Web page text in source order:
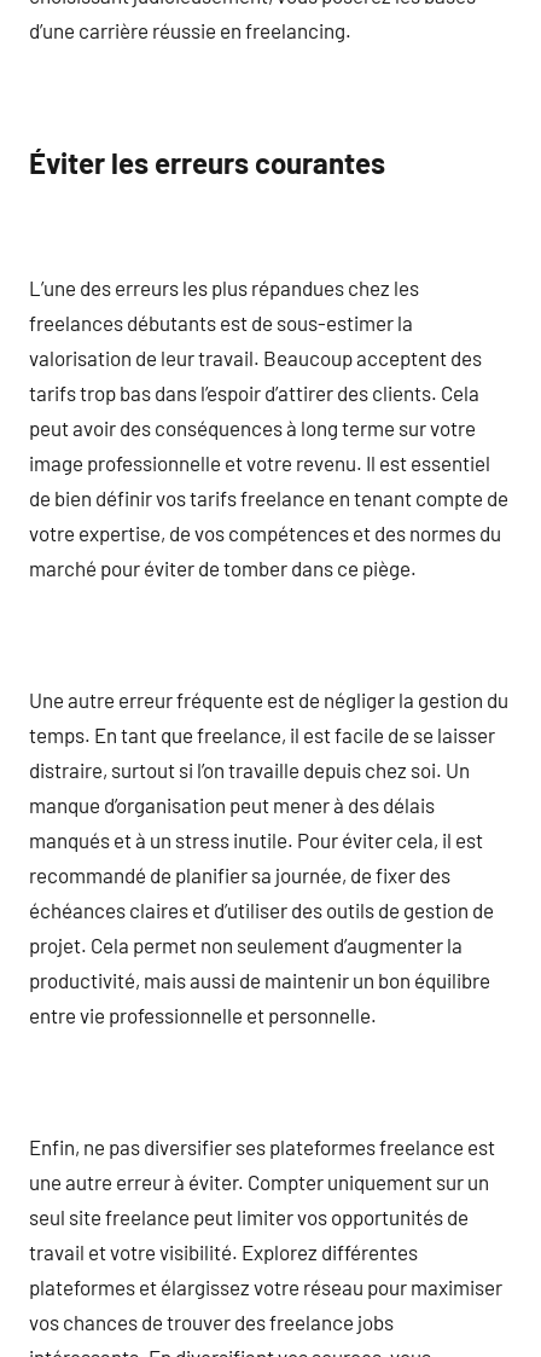
d’une carrière réussie en freelancing.
Éviter les erreurs courantes
L’une des erreurs les plus répandues chez les
freelances débutants est de sous-estimer la
valorisation de leur travail. Beaucoup acceptent des
tarifs trop bas dans l’espoir d’attirer des clients. Cela
peut avoir des conséquences à long terme sur votre
image professionnelle et votre revenu. Il est essentiel
de bien définir vos tarifs freelance en tenant compte de
votre expertise, de vos compétences et des normes du
marché pour éviter de tomber dans ce piège.
Une autre erreur fréquente est de négliger la gestion du
temps. En tant que freelance, il est facile de se laisser
distraire, surtout si l’on travaille depuis chez soi. Un
manque d’organisation peut mener à des délais
manqués et à un stress inutile. Pour éviter cela, il est
recommandé de planifier sa journée, de fixer des
échéances claires et d’utiliser des outils de gestion de
projet. Cela permet non seulement d’augmenter la
productivité, mais aussi de maintenir un bon équilibre
entre vie professionnelle et personnelle.
Enfin, ne pas diversifier ses plateformes freelance est
une autre erreur à éviter. Compter uniquement sur un
seul site freelance peut limiter vos opportunités de
travail et votre visibilité. Explorez différentes
plateformes et élargissez votre réseau pour maximiser
vos chances de trouver des freelance jobs